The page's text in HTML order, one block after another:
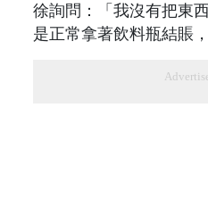
徐詢問：「我沒有把東
是正常拿著飲料瓶結賬